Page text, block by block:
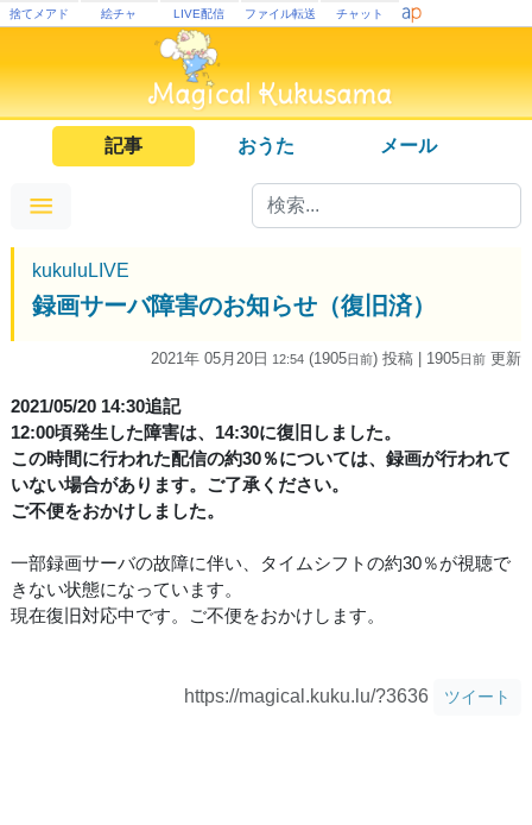
捨てメアド 絵チャ LIVE配信 ファイル転送 チャット
記事 おうた メール
kukuluLIVE
録画サーバ障害のお知らせ（復旧済）
2021年 05月20日 12:54 (1905日前) 投稿 | 1905日前 更新
2021/05/20 14:30追記
12:00頃発生した障害は、14:30に復旧しました。
この時間に行われた配信の約30％については、録画が行われて
いない場合があります。ご了承ください。
ご不便をおかけしました。
一部録画サーバの故障に伴い、タイムシフトの約30％が視聴で
きない状態になっています。
現在復旧対応中です。ご不便をおかけします。
https://magical.kuku.lu/?3636 ツイート